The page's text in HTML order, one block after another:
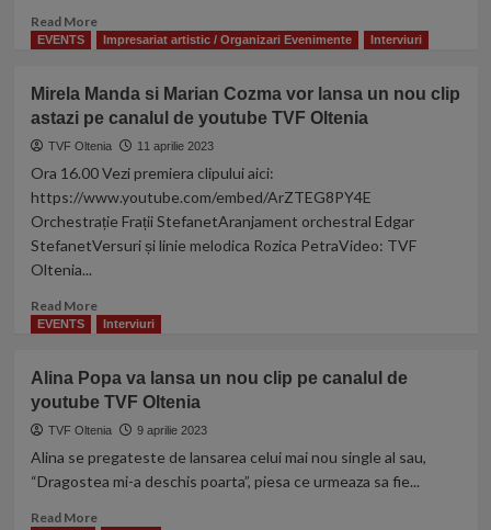
Rachiteanu
Read MoreRead
more
16.00
PREMIERA
celui
mai
videoclip
cu
Monalisa
va
avea
pe
canalul
Oltenia!!!
EVENTS Impresariat artistic / Organizari Evenimente Interviuri
Mirela Manda si Marian Cozma vor lansa un nou clip
astazi pe canalul de youtube TVF Oltenia
TVF Oltenia 11 aprilie 2023
Ora 16.00 Vezi premiera clipului aici:
https://www.youtube.com/embed/ArZTEG8PY4E
Orchestrație Frații StefanetAranjament orchestral Edgar
StefanetVersuri și linie melodica Rozica PetraVideo: TVF
Oltenia...
Read MoreRead
more
Manda
si
Marian
vor
lansa
EVENTS Interviuri
Alina Popa va lansa un nou clip pe canalul de
youtube TVF Oltenia
TVF Oltenia 9 aprilie 2023
Alina se pregateste de lansarea celui mai nou single al sau,
“Dragostea mi-a deschis poarta”, piesa ce urmeaza sa fie...
Read MoreRead